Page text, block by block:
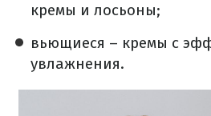
кремы и лосьоны;
вьющиеся – кремы с
увлажнения.